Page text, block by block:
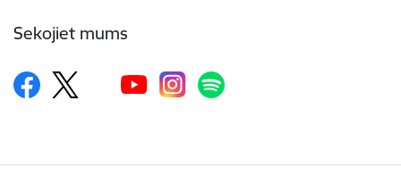
Sekojiet mums